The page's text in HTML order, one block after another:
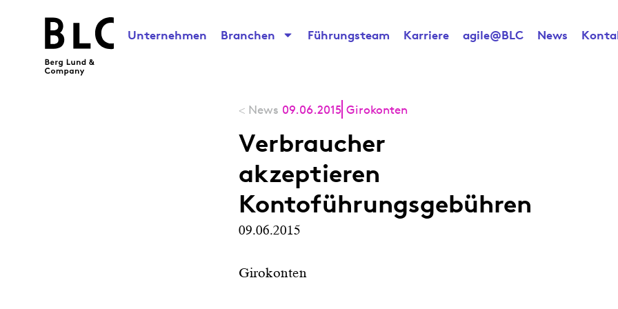
Unternehmen Branchen Führungsteam Karriere agile@BLC News
< News 09.06.2015 Girokonten
Verbraucher
akzeptieren
Kontoführungsgebühren
09.06.2015
Girokonten